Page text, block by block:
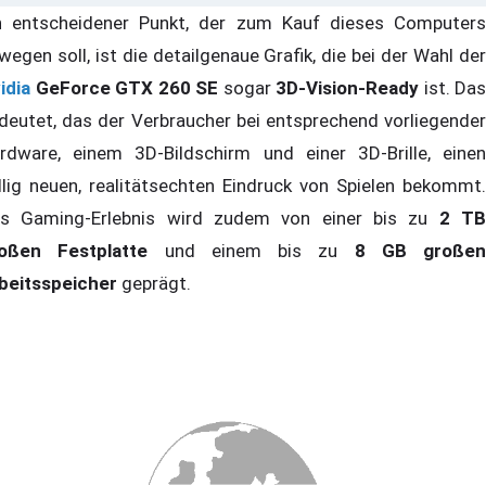
entscheidener Punkt, der zum Kauf dieses Computers
soll, ist die detailgenaue Grafik, die bei der Wahl der
GeForce GTX 260 SE sogar 3D-Vision-Ready ist. Das
das der Verbraucher bei entsprechend vorliegender
einem 3D-Bildschirm und einer 3D-Brille, einen
neuen, realitätsechten Eindruck von Spielen bekommt.
Gaming-Erlebnis wird zudem von einer bis zu 2 TB
Festplatte und einem bis zu 8 GB großen
geprägt.